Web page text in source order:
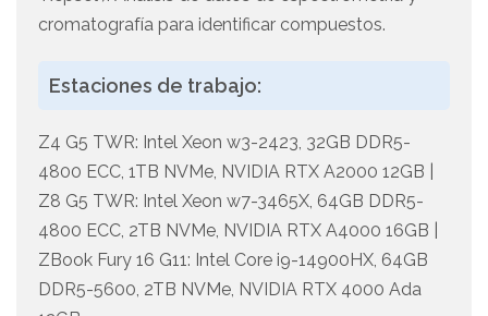
cromatografía para identificar compuestos.
Estaciones de trabajo:
Z4 G5 TWR: Intel Xeon w3-2423, 32GB DDR5-
4800 ECC, 1TB NVMe, NVIDIA RTX A2000 12GB |
Z8 G5 TWR: Intel Xeon w7-3465X, 64GB DDR5-
4800 ECC, 2TB NVMe, NVIDIA RTX A4000 16GB |
ZBook Fury 16 G11: Intel Core i9-14900HX, 64GB
DDR5-5600, 2TB NVMe, NVIDIA RTX 4000 Ada